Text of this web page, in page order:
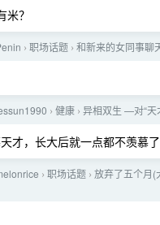
？
› 职场话题 › 和新来的女同事聊
› 健康 › 异相双生 —对“天
才，长大后就一点都不羡慕
› 职场话题 › 放弃了五个月(